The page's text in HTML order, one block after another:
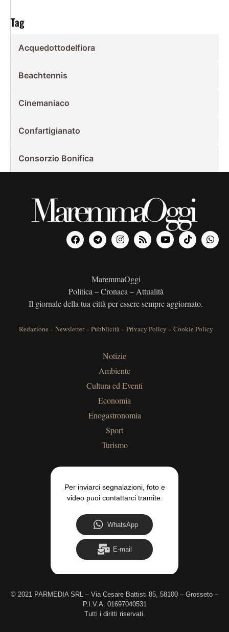
Tag
Acquedottodelfiora
Beachtennis
Cinemaniaco
Confartigianato
Consorzio Bonifica
MaremmaOggi
Politica – Cronaca – Attualità
Il giornale della tua città per essere sempre aggiornato.
Redazione –Newsletter–Pubblicità –Privacy Policy –Cookie Policy
Notizie
Ambiente
Cultura ed Eventi
Economia
Enogastronomia
Sport
Turismo
Per inviarci segnalazioni, foto e
video puoi contattarci tramite:
WhatsApp
E-mail
© 2021 PARMEDIA SRL – Via Cesare Battisti 85, 58100 – Grosseto –
P.I.V.A. 01697040531
Tutti i diritti riservati.